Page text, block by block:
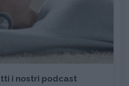
i nostri podcast